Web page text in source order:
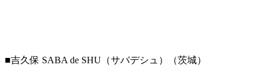
■吉久保 SABA de SHU（サバデシュ）（茨城）